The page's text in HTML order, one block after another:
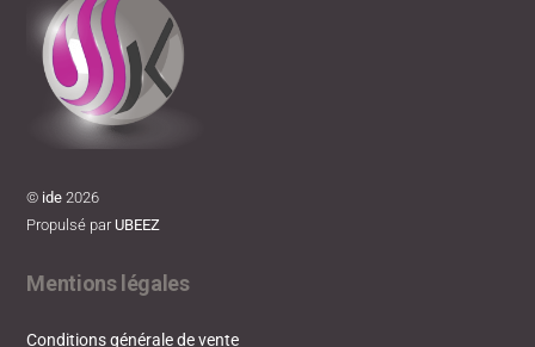
© ide 2026
Propulsé par UBEEZ
Mentions légales
Conditions générale de vente